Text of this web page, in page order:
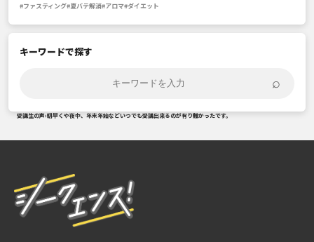
#ファスティング#夏バテ解消#アロマ#ダイエット
キーワードで探す
⌕
受講生の声›朝早くや夜中、年末年始などいつでも受講出来るのが有り難かったです。